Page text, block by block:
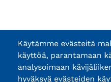
Käytämme evästeitä
käyttöä, parantamaan
analysoimaan
hyväksyä evästeiden